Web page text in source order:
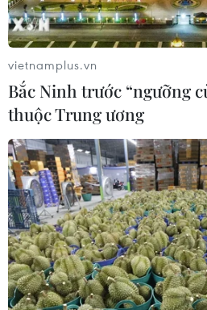
Trẻ sơ sinh có nguy cơ
chung bố mẹ
27/08/2013 09:14
Theo các nhà nghiên cứu,
giường với bố mẹ có nguy cơ
vietnamplus.vn
Bắc Ninh trước “ngưỡng
thuộc Trung ương